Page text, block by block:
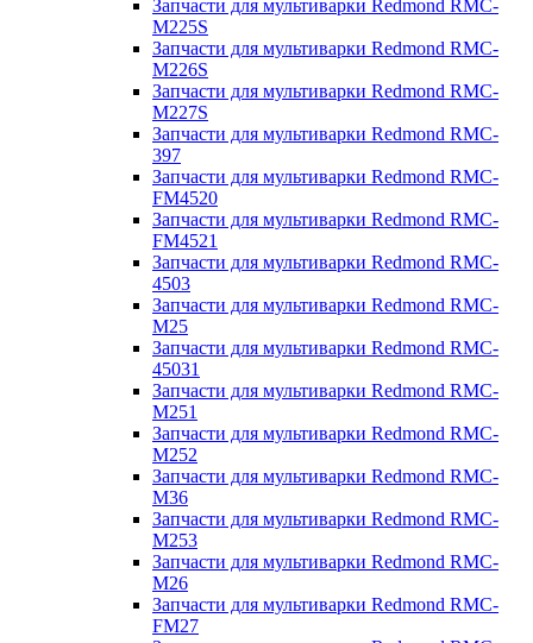
Запчасти для мультиварки Redmond RMC-
M225S
Запчасти для мультиварки Redmond RMC-
M226S
Запчасти для мультиварки Redmond RMC-
M227S
Запчасти для мультиварки Redmond RMC-
397
Запчасти для мультиварки Redmond RMC-
FM4520
Запчасти для мультиварки Redmond RMC-
FM4521
Запчасти для мультиварки Redmond RMC-
4503
Запчасти для мультиварки Redmond RMC-
M25
Запчасти для мультиварки Redmond RMC-
45031
Запчасти для мультиварки Redmond RMC-
M251
Запчасти для мультиварки Redmond RMC-
M252
Запчасти для мультиварки Redmond RMC-
M36
Запчасти для мультиварки Redmond RMC-
M253
Запчасти для мультиварки Redmond RMC-
M26
Запчасти для мультиварки Redmond RMC-
FM27